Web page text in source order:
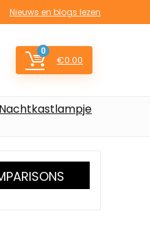
Nieuws en blogs lezen
0
€0.00
Nachtkastlampje